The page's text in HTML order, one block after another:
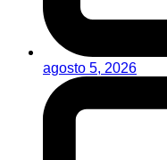
agosto 5, 2026